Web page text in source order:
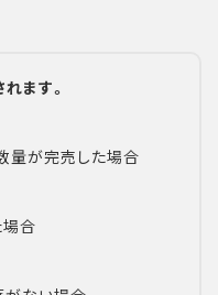
ます。
量が完売した場合
合